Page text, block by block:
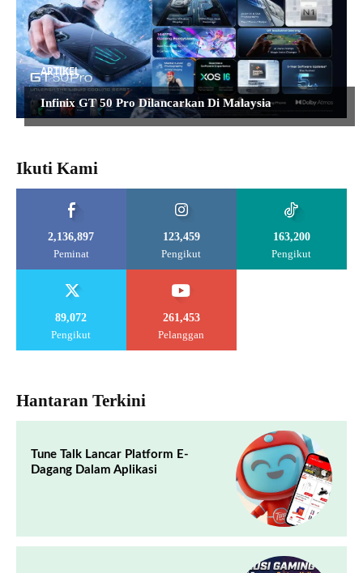
ARTIKEL
Infinix GT 50 Pro Dilancarkan Di Malaysia
Ikuti Kami
2,136,897
Peminat
123,459
Pengikut
163,200
Pengikut
89,072
Pengikut
261,453
Pelanggan
Hantaran Terkini
Tune Talk Lancar Platform E-
Dagang Dalam Aplikasi